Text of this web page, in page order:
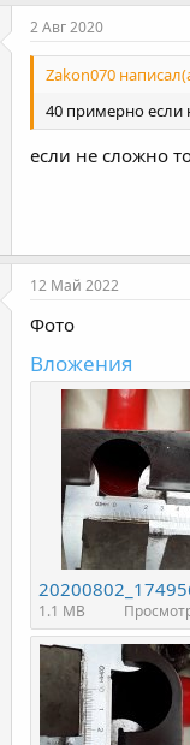
2 Авг 2020
Zakon070
40 примерно если
если не сложно
12 Май 2022
Фото
Вложения
1.1 MB